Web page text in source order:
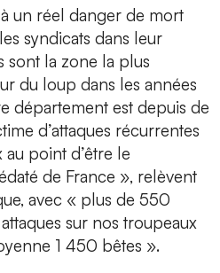
un réel danger de mort
syndicats dans leur
sont la zone la plus
du loup dans les années
département est depuis de
d’attaques récurrentes
point d’être le
de France », relèvent
avec « plus de 550
sur nos troupeaux
1 450 bêtes ».